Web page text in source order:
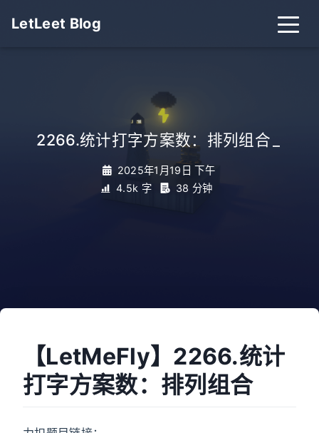
LetLeet Blog
2266.统计打字方案数：排列组合
2025年1月19日 下午
4.5k 字
38 分钟
【LetMeFly】2266.统计
打字方案数：排列组合